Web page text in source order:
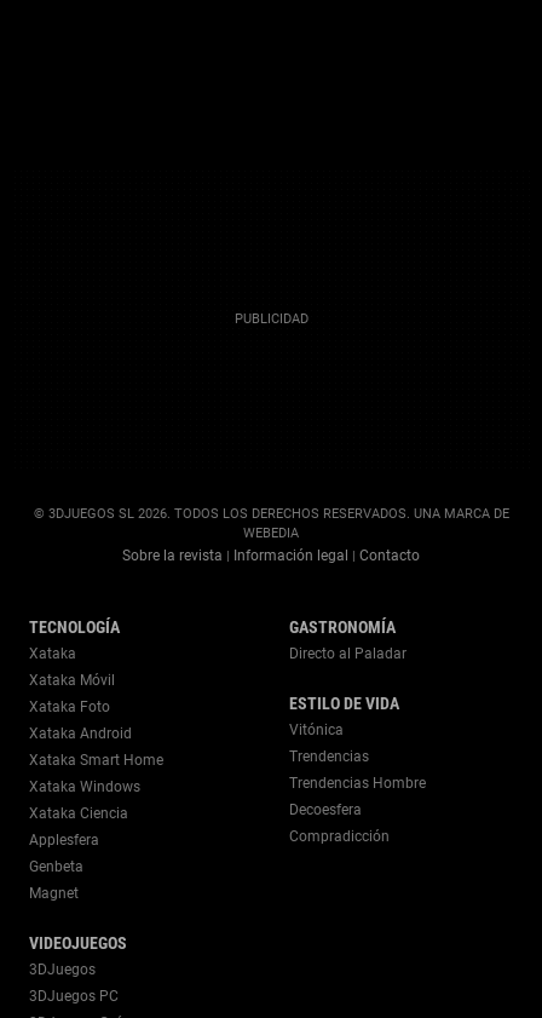
© 3DJUEGOS SL 2026. TODOS LOS DERECHOS RESERVADOS. UNA MARCA DE
WEBEDIA
Sobre la revista | Información legal | Contacto
TECNOLOGÍA
Xataka
Xataka Móvil
Xataka Foto
Xataka Android
Xataka Smart Home
Xataka Windows
Xataka Ciencia
Applesfera
Genbeta
Magnet
VIDEOJUEGOS
3DJuegos
3DJuegos PC
GASTRONOMÍA
Directo al Paladar
ESTILO DE VIDA
Vitónica
Trendencias
Trendencias Hombre
Decoesfera
Compradicción